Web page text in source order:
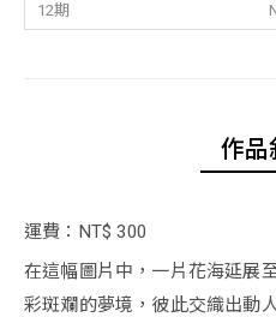
12期
作品
運費：NT$ 300
在這幅圖片中，一片花海延展
彩斑斕的夢境，彼此交織出動